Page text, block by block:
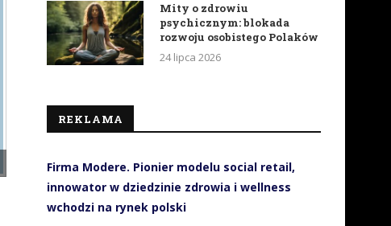
Mity o zdrowiu
psychicznym: blokada
rozwoju osobistego Polaków
24 lipca 2026
REKLAMA
Firma Modere. Pionier modelu social retail,
innowator w dziedzinie zdrowia i wellness
wchodzi na rynek polski